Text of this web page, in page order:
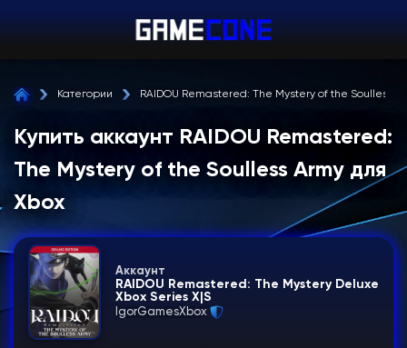
Категории RAIDOU Remastered: The Mystery of the Soulless
Купить аккаунт RAIDOU Remastered:
The Mystery of the Soulless Army для
Xbox
Аккаунт
RAIDOU Remastered: The Mystery Deluxe
Xbox Series X|S
IgorGamesXbox